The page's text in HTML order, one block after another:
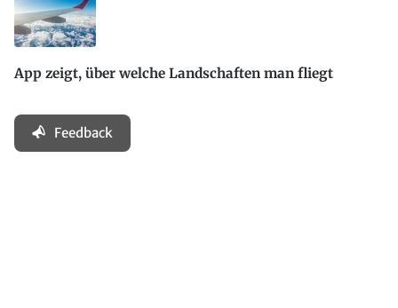
App zeigt, über welche Landschaften man fliegt
Feedback